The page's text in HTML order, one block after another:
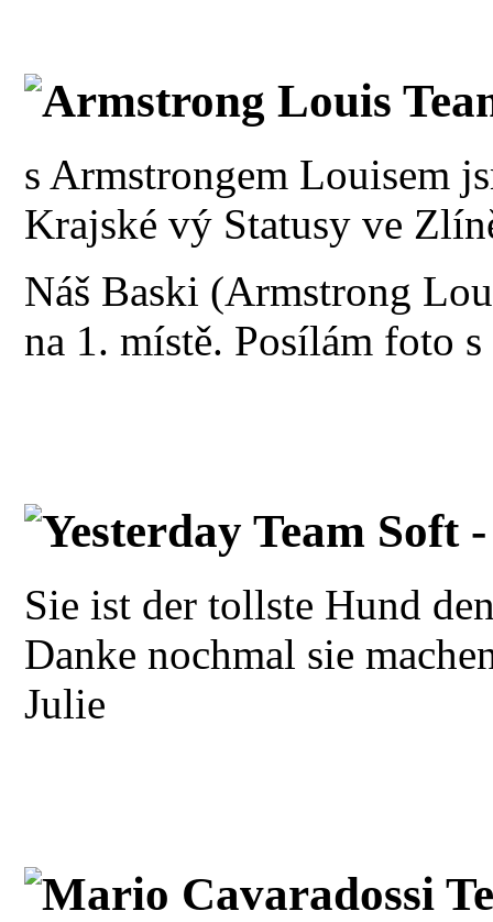
Armstrong Louis
s Armstrongem Louisem
Krajské vý Statusy ve
Náš Baski (Armstrong
na 1. místě. Posílám foto
Yesterday Team Soft
Sie ist der tollste Hund
Danke nochmal sie
Julie
Mario Cavaradossi